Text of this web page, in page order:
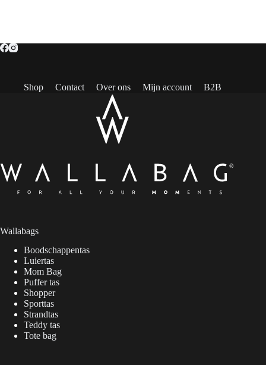
Shop Contact Over ons Mijn account B2B
Wallabags
Boodschappentas
Luiertas
Mom Bag
Puffer tas
Shopper
Sporttas
Strandtas
Teddy tas
Tote bag